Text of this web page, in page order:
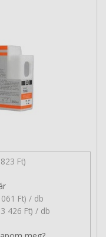
Ft)
Ft) / db
426 Ft) / db